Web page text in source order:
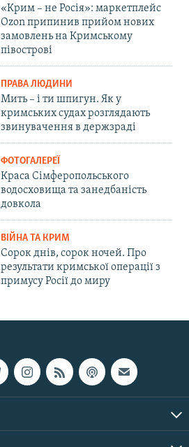
«Крим – не Росія»: маркетплейс
Ozon припинив прийом нових
замовлень на Кримському
півострові
ПРАВА ЛЮДИНИ
Мить – і ти шпигун. Як у
кримських судах розглядають
звинувачення в держзраді
ФОТОГАЛЕРЕЇ
Краса Сімферопольського
водосховища та занедбаність
довкола
ВІЙНА ТА КРИМ
Сорок днів, сорок ночей. Про
результати кримської операції з
примусу Росії до миру